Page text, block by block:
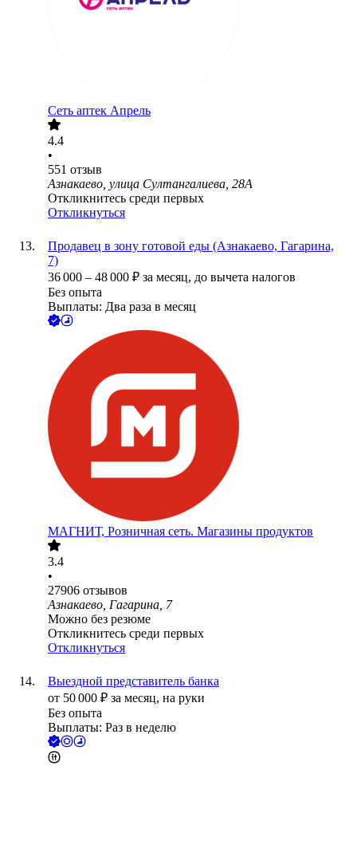
Сеть аптек Апрель
4.4
•
551 отзыв
Азнакаево, улица Султангалиева, 28А
Откликнитесь среди первых
Откликнуться
Продавец в зону готовой еды (Азнакаево, Гагарина,
7)
36 000 – 48 000 ₽ за месяц, до вычета налогов
Без опыта
Выплаты: Два раза в месяц
МАГНИТ, Розничная сеть. Магазины продуктов
3.4
•
27906 отзывов
Азнакаево, Гагарина, 7
Можно без резюме
Откликнитесь среди первых
Откликнуться
Выездной представитель банка
от 50 000 ₽ за месяц, на руки
Без опыта
Выплаты: Раз в неделю